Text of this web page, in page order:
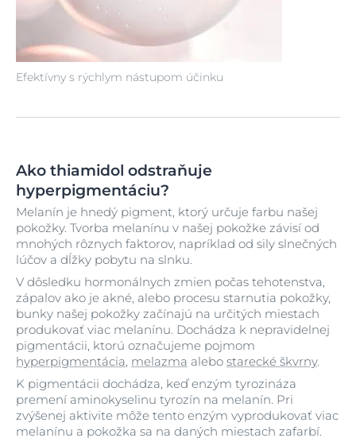
Efektívny s rýchlym nástupom účinku
Ako thiamidol odstraňuje
hyperpigmentáciu?
Melanín je hnedý pigment, ktorý určuje farbu našej
pokožky. Tvorba melanínu v našej pokožke závisí od
mnohých rôznych faktorov, napríklad od sily slnečných
lúčov a dĺžky pobytu na slnku.
V dôsledku hormonálnych zmien počas tehotenstva,
zápalov ako je akné, alebo procesu starnutia pokožky,
bunky našej pokožky začínajú na určitých miestach
produkovať viac melanínu. Dochádza k nepravidelnej
pigmentácii, ktorú označujeme pojmom
hyperpigmentácia, melazma alebo starecké škvrny.
K pigmentácii dochádza, keď enzým tyrozináza
premení aminokyselinu tyrozín na melanín. Pri
zvýšenej aktivite môže tento enzým vyprodukovať viac
melanínu a pokožka sa na daných miestach zafarbí.